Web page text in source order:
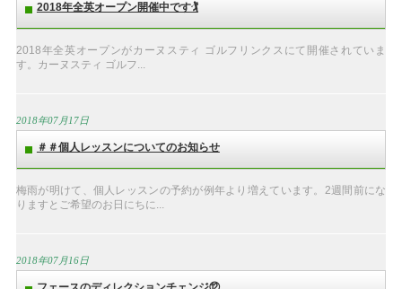
2018年全英オープン開催中です🏌️
2018年全英オープンがカーヌスティ ゴルフリンクスにて開催されていま
す。カーヌスティ ゴルフ...
2018年07月17日
＃＃個人レッスンについてのお知らせ
梅雨が明けて、個人レッスンの予約が例年より増えています。2週間前にな
りますとご希望のお日にちに...
2018年07月16日